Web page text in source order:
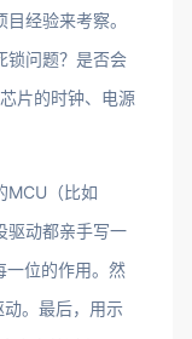
经验来考察。
锁问题？是否会
片的时钟、电源
MCU（比如
驱动都亲手写一
一位的作用。然
。最后，用示